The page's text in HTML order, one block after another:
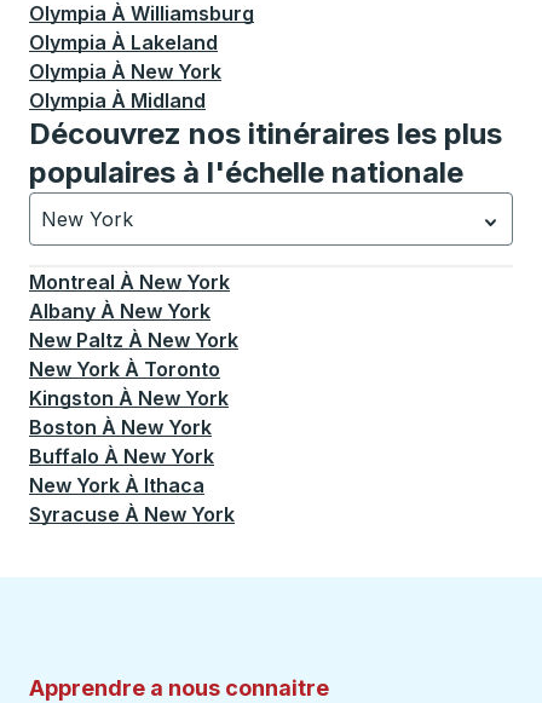
Olympia À Williamsburg
Olympia À Lakeland
Olympia À New York
Olympia À Midland
Découvrez nos itinéraires les plus
populaires à l'échelle nationale
New York
Actuellement sélectionné: New York.La sélection est
Montreal À New York
Albany À New York
New Paltz À New York
New York À Toronto
Kingston À New York
Boston À New York
Buffalo À New York
New York À Ithaca
Syracuse À New York
Apprendre a nous connaitre